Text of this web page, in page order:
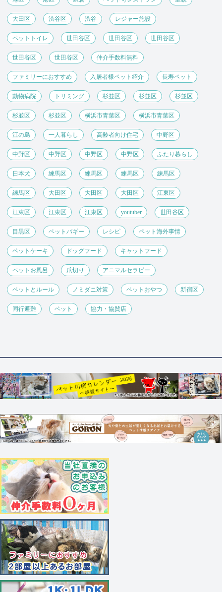
大田区 渋谷区 渋谷 レジャー施設
ペットトイレ 世田谷区 世田谷区 世田谷区
世田谷区 世田谷区 仲介手数料無料
ファミリーにおすすめ 入居者様ペット紹介 長寿ペット
動物病院 トリミング 杉並区 杉並区 杉並区
杉並区 杉並区 横浜市青葉区 横浜市青葉区
江の島 一人暮らし 高齢者向け住宅 中野区
中野区 中野区 中野区 中野区 ふたり暮らし
日本犬 練馬区 練馬区 練馬区 練馬区
練馬区 大田区 大田区 大田区 江東区
江東区 江東区 江東区 youtuber 世田谷区
目黒区 ペットバギー レシピ ペット海外事情
ペットケーキ ドッグフード キャットフード
ペットお風呂 爪切り アニマルセラピー
ペットとルール ノミダニ対策 ペットおやつ 新宿区
同行避難 ペット 協力・協賛店